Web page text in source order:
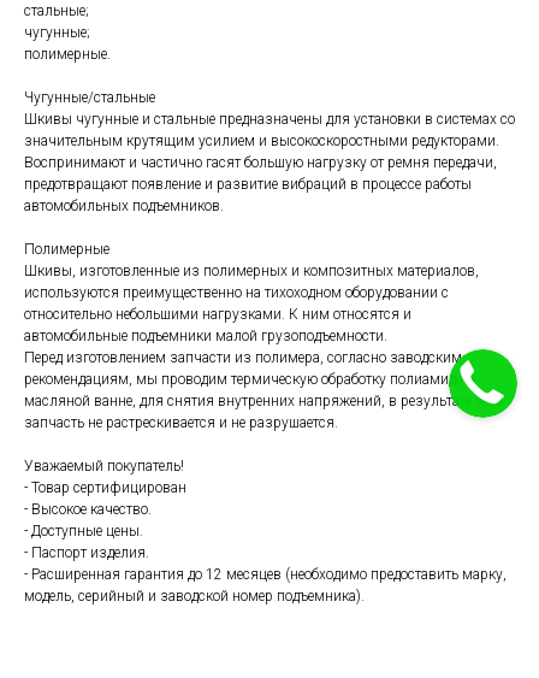
стальные;
чугунные;
полимерные.
Чугунные/стальные
Шкивы чугунные и стальные предназначены для установки в системах со
значительным крутящим усилием и высокоскоростными редукторами.
Воспринимают и частично гасят большую нагрузку от ремня передачи,
предотвращают появление и развитие вибраций в процессе работы
автомобильных подъемников.
Полимерные
Шкивы, изготовленные из полимерных и композитных материалов,
используются преимущественно на тихоходном оборудовании с
относительно небольшими нагрузками. К ним относятся и
автомобильные подъемники малой грузоподъемности.
Перед изготовлением запчасти из полимера, согласно заводским
рекомендациям, мы проводим термическую обработку полиамида в
масляной ванне, для снятия внутренних напряжений, в результате чего
запчасть не растрескивается и не разрушается.
Уважаемый покупатель!
- Товар сертифицирован
- Высокое качество.
- Доступные цены.
- Паспорт изделия.
- Расширенная гарантия до 12 месяцев (необходимо предоставить марку,
модель, серийный и заводской номер подъемника).